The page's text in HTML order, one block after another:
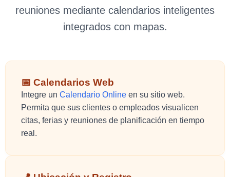
reuniones mediante calendarios inteligentes
integrados con mapas.
📅 Calendarios Web
Integre un Calendario Online en su sitio web.
Permita que sus clientes o empleados visualicen
citas, ferias y reuniones de planificación en tiempo
real.